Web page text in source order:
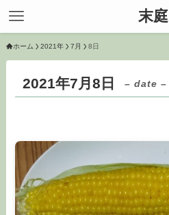
末庭
ホーム 2021年 7月 8日
2021年7月8日 – date –